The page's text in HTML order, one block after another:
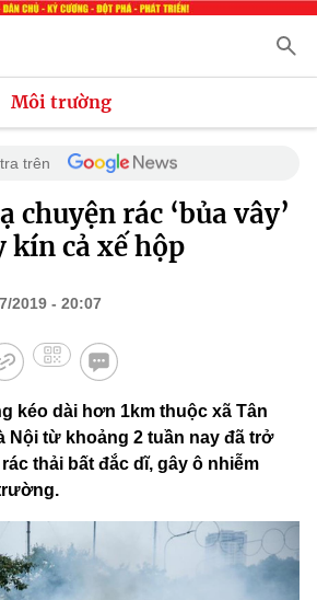
Môi trường
trên
chuyện rác ‘bủa vây’
kín cả xế hộp
2019 - 20:07
kéo dài hơn 1km thuộc xã Tân
Nội từ khoảng 2 tuần nay đã trở
thải bất đắc dĩ, gây ô nhiễm